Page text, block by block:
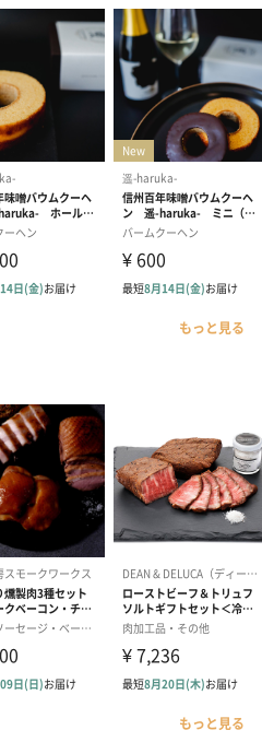
もっと見る
もっと見る